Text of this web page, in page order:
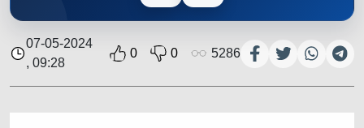
07-05-2024
, 09:28
0 0 5286